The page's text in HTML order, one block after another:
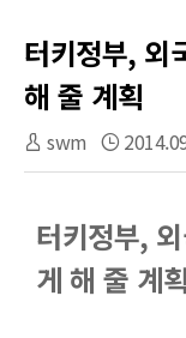
터키정부, 외
해 줄 계획
swm
터키정부,
게 해 줄 계획